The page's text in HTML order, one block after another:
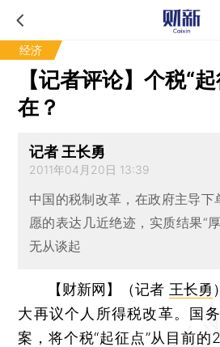
经济
【记者评论】个税“
在？
记者 王长勇
2011年04月20日 13:39
中国的税制改革，在政府主导下
愿的表达几近绝迹，实质结果“
无从谈起
【财新网】（记者 王长勇 ）
大再议个人所得税改革。国
案，将个税“起征点”从目前